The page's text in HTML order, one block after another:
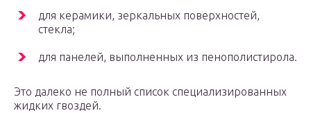
для керамики, зеркальных поверхностей,
стекла;
для панелей, выполненных из пенополистирола.
Это далеко не полный список специализированных
жидких гвоздей.